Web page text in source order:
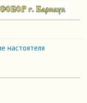
настоятеля